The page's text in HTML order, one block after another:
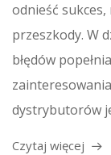
odnieść
przeszkody. W
błędów
dystrybutorów
Czytaj więcej